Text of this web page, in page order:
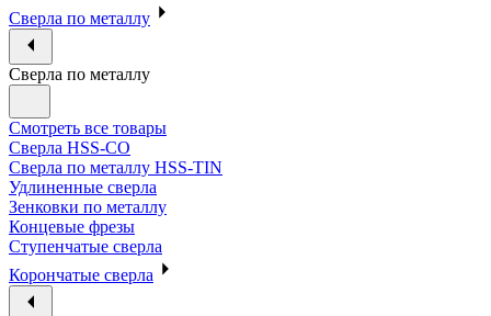
Сверла по металлу
Сверла по металлу
Смотреть все товары
Сверла HSS-CO
Сверла по металлу HSS-TIN
Удлиненные сверла
Зенковки по металлу
Концевые фрезы
Ступенчатые сверла
Корончатые сверла